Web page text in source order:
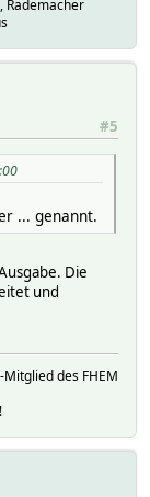
Rademacher
#5
... genannt.
Die
und
des FHEM